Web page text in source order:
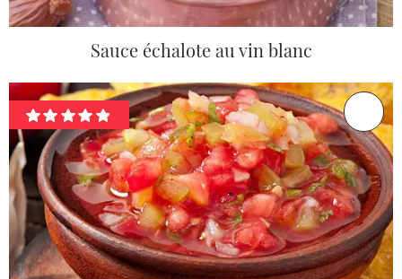
Sauce échalote au vin blanc